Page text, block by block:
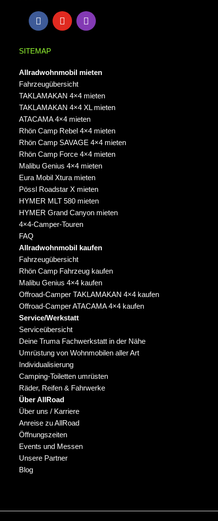
SITEMAP
Allradwohnmobil mieten
Fahrzeugübersicht
TAKLAMAKAN 4×4 mieten
TAKLAMAKAN 4×4 XL mieten
ATACAMA 4×4 mieten
Rhön Camp Rebel 4×4 mieten
Rhön Camp SAVAGE 4×4 mieten
Rhön Camp Force 4×4 mieten
Malibu Genius 4×4 mieten
Eura Mobil Xtura mieten
Pössl Roadstar X mieten
HYMER MLT 580 mieten
HYMER Grand Canyon mieten
4×4-Camper-Touren
FAQ
Allradwohnmobil kaufen
Fahrzeugübersicht
Rhön Camp Fahrzeug kaufen
Malibu Genius 4×4 kaufen
Offroad-Camper TAKLAMAKAN 4×4 kaufen
Offroad-Camper ATACAMA 4×4 kaufen
Service/Werkstatt
Serviceübersicht
Deine Truma Fachwerkstatt in der Nähe
Umrüstung von Wohnmobilen aller Art
Individualisierung
Camping-Toiletten umrüsten
Räder, Reifen & Fahrwerke
Über AllRoad
Über uns / Karriere
Anreise zu AllRoad
Öffnungszeiten
Events und Messen
Unsere Partner
Blog